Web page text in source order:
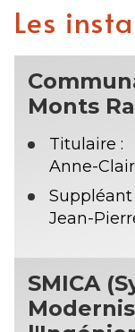
Les
Monts
Titulaire :
Anne-
Suppléant
Jean-
SMICA